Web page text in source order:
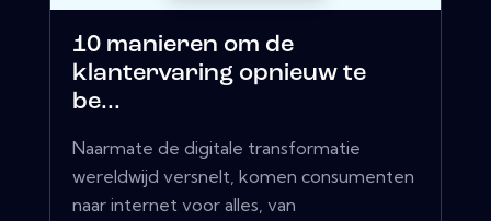
10 manieren om de
klantervaring opnieuw te
be...
Naarmate de digitale transformatie
wereldwijd versnelt, komen consumenten
naar internet voor alles, van